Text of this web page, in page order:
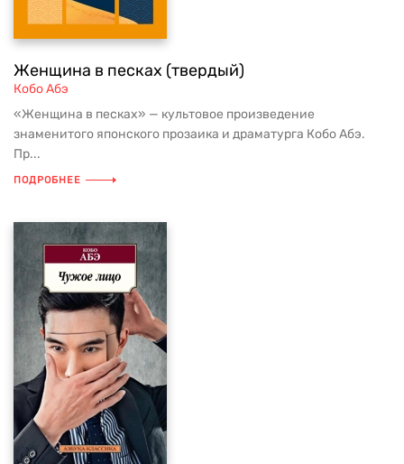
Женщина в песках (твердый)
Кобо Абэ
«Женщина в песках» — культовое произведение
знаменитого японского прозаика и драматурга Кобо Абэ.
Пр...
ПОДРОБНЕЕ